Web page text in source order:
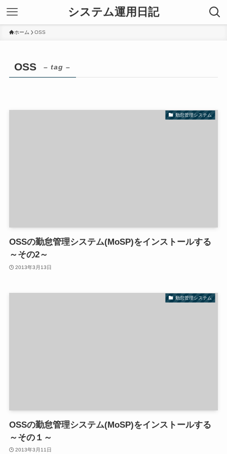
システム運用日記
ホーム OSS
OSS – tag –
勤怠管理システム
OSSの勤怠管理システム(MoSP)をインストールする
～その2～
2013年3月13日
勤怠管理システム
OSSの勤怠管理システム(MoSP)をインストールする
～その１～
2013年3月11日